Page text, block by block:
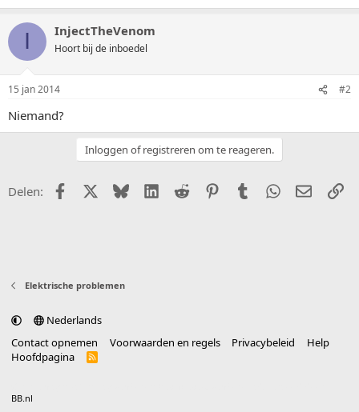
I InjectTheVenom
Hoort bij de inboedel
15 jan 2014 #2
Niemand?
Inloggen of registreren om te reageren.
Delen: FacebookX (Twitter)
BlueskyLinkedIn
Reddit PinterestTumblr WhatsApp
E-mail
Elektrische problemen
Nederlands
Contact opnemen
Voorwaarden en regels Privacybeleid
Help
Hoofdpagina
R
BB.nl